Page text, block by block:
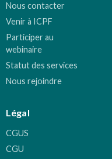
Nous contacter
Venir à ICPF
Participer au
webinaire
Statut des services
Nous rejoindre
Légal
CGUS
CGU